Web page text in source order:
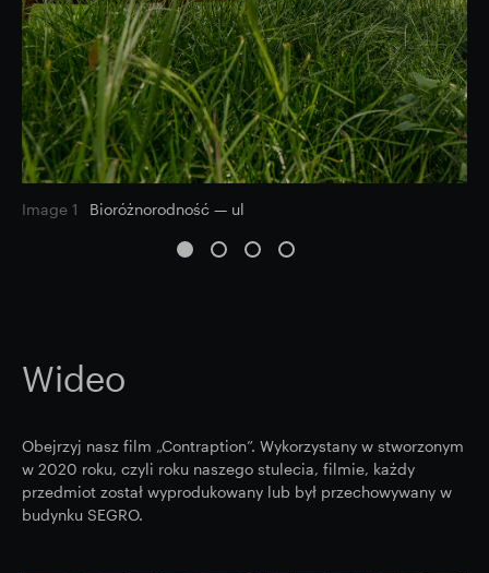
Image 1 Bioróżnorodność — ul
Wideo
Obejrzyj nasz film „Contraption”. Wykorzystany w stworzonym
w 2020 roku, czyli roku naszego stulecia, filmie, każdy
przedmiot został wyprodukowany lub był przechowywany w
budynku SEGRO.